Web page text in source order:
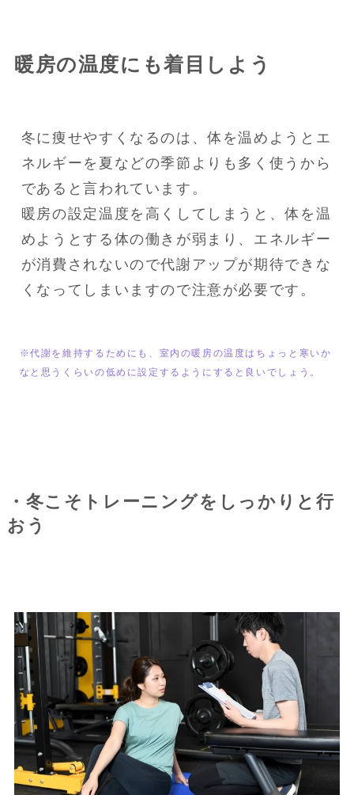
暖房の温度にも着目しよう
冬に痩せやすくなるのは、体を温めようとエ
ネルギーを夏などの季節よりも多く使うから
であると言われています。
暖房の設定温度を高くしてしまうと、体を温
めようとする体の働きが弱まり、エネルギー
が消費されないので代謝アップが期待できな
くなってしまいますので注意が必要です。
※代謝を維持するためにも、室内の暖房の温度はちょっと寒いか
なと思うくらいの低めに設定するようにすると良いでしょう。
・冬こそトレーニングをしっかりと行
おう